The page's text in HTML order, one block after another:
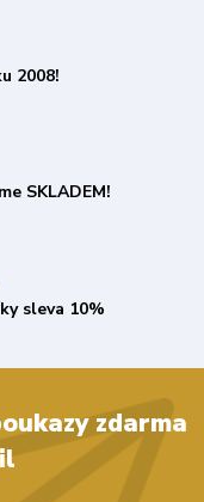
2008!
SKLADEM!
sleva 10%
zdarma